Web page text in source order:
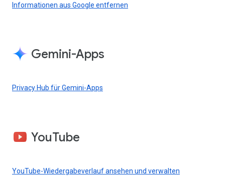
Informationen aus Google entfernen
Gemini-Apps
Privacy Hub für Gemini-Apps
YouTube
YouTube-Wiedergabeverlauf ansehen und verwalten